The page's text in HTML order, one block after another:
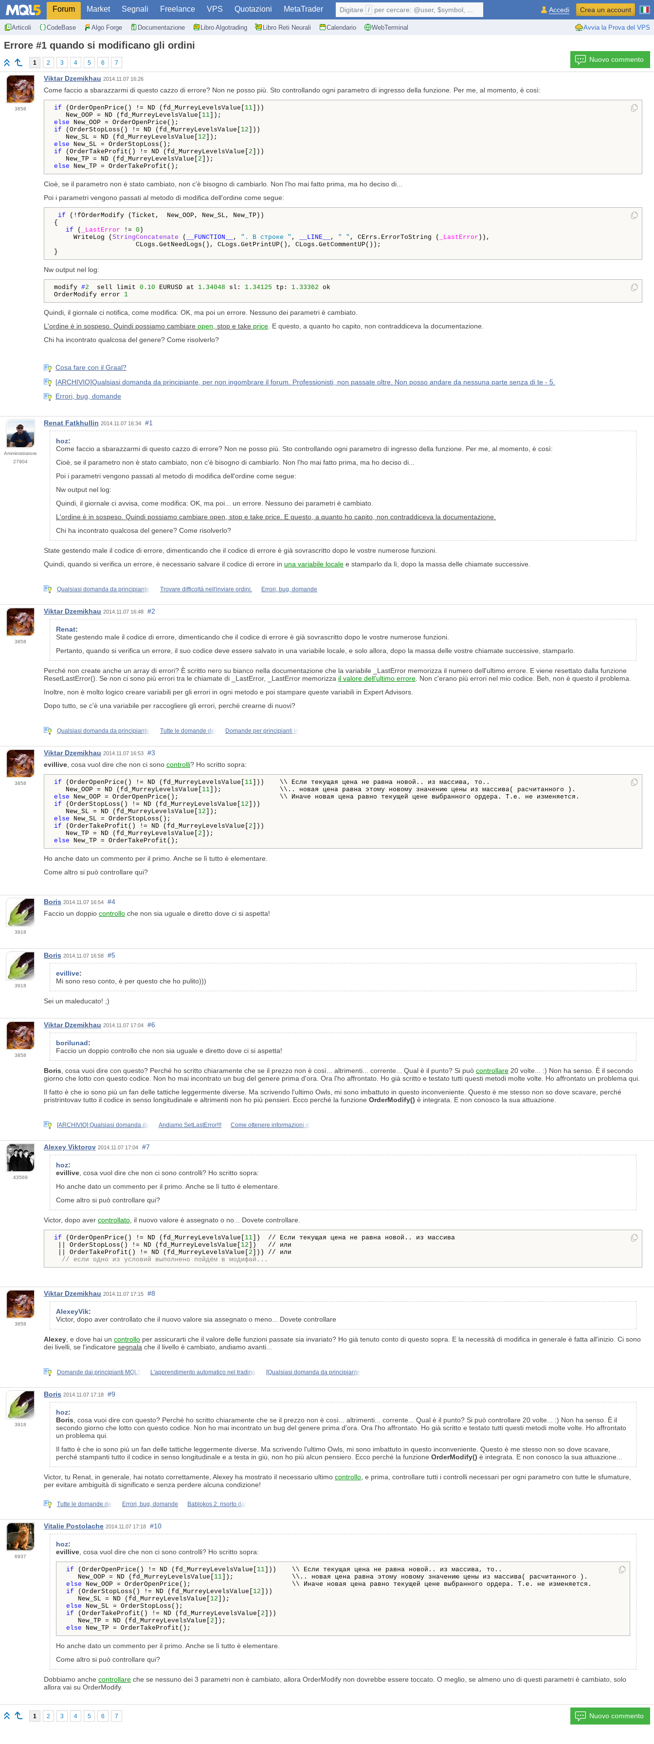
Forum Market Segnali Freelance VPS Quotazioni MetaTrader
Articoli CodeBase Algo Forge Documentazione Libro Algotrading Libro Reti Neurali Calendario WebTerminal Avvia la Prova del VPS
Digitare / per cercare: @user, $symbol, ... Accedi Crea un account
Errore #1 quando si modificano gli ordini
1 2 3 4 5 6 7 Nuovo commento
3858
Viktar Dzemikhau 2014.11.07 16:26
Come faccio a sbarazzarmi di questo cazzo di errore? Non ne posso più. Sto controllando ogni parametro di ingresso della funzione. Per me, al momento, è così:
if (OrderOpenPrice() != ND (fd_MurreyLevelsValue[ 11 ]))
New_OOP = ND (fd_MurreyLevelsValue[ 11
else
if (OrderStopLoss() != ND (fd_MurreyLevelsValue[ 12 ]))
New_SL = ND (fd_MurreyLevelsValue[ 12
else
if (OrderTakeProfit() != ND (fd_MurreyLevelsValue[ 2 ]))
New_TP = ND (fd_MurreyLevelsValue[ 2
else New_TP = OrderTakeProfit();
Cioè, se il parametro non è stato cambiato, non c'è bisogno di cambiarlo. Non l'ho mai fatto prima, ma ho deciso di...
Poi i parametri vengono passati al metodo di modifica dell'ordine come segue:
if (!fOrderModify (Ticket,  New_OOP, New_SL, New_TP))
{
if ( _LastError != 0 )
WriteLog ( StringConcatenate ( __FUNCTION__ , ". В строке " , __LINE__ , " " , CErrs.ErrorToString ( _LastError )),
CLogs.GetNeedLogs(), CLogs.GetPrintUP(), CLogs.GetCommentUP());
}
Nw output nel log:
modify #2 sell limit 0.10 EURUSD at 1.34048 sl: 1.34125 tp: 1.33362 ok
OrderModify error 1
Quindi, il giornale ci notifica, come modifica: OK, ma poi un errore. Nessuno dei parametri è cambiato.
L'ordine è in sospeso. Quindi possiamo cambiare open, stop e take price. E questo, a quanto ho capito, non contraddiceva la documentazione.
Chi ha incontrato qualcosa del genere? Come risolverlo?
Cosa fare con il Graal?
[ARCHIVIO]Qualsiasi domanda da principiante, per non ingombrare il forum. Professionisti, non passate oltre. Non posso andare da nessuna parte senza di te - 5.
Errori, bug, domande
Amministratore
27904
Renat Fatkhullin 2014.11.07 16:34 #1
hoz:
Come faccio a sbarazzarmi di questo cazzo di errore? Non ne posso più. Sto controllando ogni parametro di ingresso della funzione. Per me, al momento, è così:
Cioè, se il parametro non è stato cambiato, non c'è bisogno di cambiarlo. Non l'ho mai fatto prima, ma ho deciso di...
Poi i parametri vengono passati al metodo di modifica dell'ordine come segue:
Nw output nel log:
Quindi, il giornale ci avvisa, come modifica: OK, ma poi... un errore. Nessuno dei parametri è cambiato.
L'ordine è in sospeso. Quindi possiamo cambiare open, stop e take price. E questo, a quanto ho capito, non contraddiceva la documentazione.
Chi ha incontrato qualcosa del genere? Come risolverlo?
State gestendo male il codice di errore, dimenticando che il codice di errore è già sovrascritto dopo le vostre numerose funzioni.
Quindi, quando si verifica un errore, è necessario salvare il codice di errore in una variabile locale e stamparlo da lì, dopo la massa delle chiamate successive.
Qualsiasi domanda da principiante, Trovare difficoltà nell'inviare ordini. Errori, bug, domande
3858
Viktar Dzemikhau 2014.11.07 16:48 #2
Renat:
State gestendo male il codice di errore, dimenticando che il codice di errore è già sovrascritto dopo le vostre numerose funzioni.
Pertanto, quando si verifica un errore, il suo codice deve essere salvato in una variabile locale, e solo allora, dopo la massa delle vostre chiamate successive, stamparlo.
Perché non create anche un array di errori? È scritto nero su bianco nella documentazione che la variabile _LastError memorizza il numero dell'ultimo errore. E viene resettato dalla funzione
ResetLastError(). Se non ci sono più errori tra le chiamate di _LastError, _LastError memorizza il valore dell'ultimo errore . Non c'erano più errori nel mio codice. Beh, non è questo il problema.
Inoltre, non è molto logico creare variabili per gli errori in ogni metodo e poi stampare queste variabili in Expert Advisors.
Dopo tutto, se c'è una variabile per raccogliere gli errori, perché crearne di nuovi?
Qualsiasi domanda da principiante, Tutte le domande dei Domande per principianti in
3858
Viktar Dzemikhau 2014.11.07 16:53
#3
evillive, cosa vuol dire che non ci sono controlli? Ho scritto sopra:
if (OrderOpenPrice() != ND (fd_MurreyLevelsValue[ 11 ]))    \\ Если текущая цена не равна новой.. из массива, то..
New_OOP = ND (fd_MurreyLevelsValue[ 11
else
if (OrderStopLoss() != ND (fd_MurreyLevelsValue[ 12 ]))
New_SL = ND (fd_MurreyLevelsValue[ 12
else
if (OrderTakeProfit() != ND (fd_MurreyLevelsValue[ 2 ]))
New_TP = ND (fd_MurreyLevelsValue[ 2
else New_TP = OrderTakeProfit();
Ho anche dato un commento per il primo. Anche se lì tutto è elementare.
Come altro si può controllare qui?
3918
Boris 2014.11.07 16:54
#4
Faccio un doppio controllo che non sia uguale e diretto dove ci si aspetta!
3918
Boris 2014.11.07 16:58 #5
evillive:
Mi sono reso conto, è per questo che ho pulito)))
Sei un maleducato! ;)
3858
Viktar Dzemikhau 2014.11.07 17:04 #6
borilunad:
Faccio un doppio controllo che non sia uguale e diretto dove ci si aspetta!
Boris , cosa vuoi dire con questo? Perché ho scritto chiaramente che se il prezzo non è così... altrimenti... corrente... Qual è il punto? Si può controllare 20 volte... :) Non ha senso. È il secondo
giorno che lotto con questo codice. Non ho mai incontrato un bug del genere prima d'ora. Ora l'ho affrontato. Ho già scritto e testato tutti questi metodi molte volte. Ho affrontato un problema qui.
Il fatto è che io sono più un fan delle tattiche leggermente diverse. Ma scrivendo l'ultimo Owls, mi sono imbattuto in questo inconveniente. Questo è me stesso non so dove scavare, perché
pristrintovav tutto il codice in senso longitudinale e altrimenti non ho più pensieri. Ecco perché la funzione OrderModify() è integrata. E non conosco la sua attuazione.
[ARCHIVIO] Qualsiasi domanda da Andiamo SetLastError!!! Come ottenere informazioni di
43569
Alexey Viktorov 2014.11.07 17:04 #7
hoz:
evillive , cosa vuol dire che non ci sono controlli? Ho scritto sopra:
Ho anche dato un commento per il primo. Anche se lì tutto è elementare.
Come altro si può controllare qui?
Victor, dopo aver controllato , il nuovo valore è assegnato o no... Dovete controllare.
if (OrderOpenPrice() != ND (fd_MurreyLevelsValue[ 11 ])  // Если текущая цена не равна новой.. из массива
|| OrderStopLoss() != ND (fd_MurreyLevelsValue[ 12 ])   // или
|| OrderTakeProfit() != ND (fd_MurreyLevelsValue[ 2 ])) // или
// если одно из условий выполнено пойдём в модифай...
3858
Viktar Dzemikhau 2014.11.07 17:15 #8
AlexeyVik:
Victor, dopo aver controllato che il nuovo valore sia assegnato o meno... Dovete controllare
Alexey , e dove hai un controllo per assicurarti che il valore delle funzioni passate sia invariato? Ho già tenuto conto di questo sopra. E la necessità di modifica in generale è fatta all'inizio. Ci sono
dei livelli, se l'indicatore segnala che il livello è cambiato, andiamo avanti...
Domande dai principianti MQL5 L'apprendimento automatico nel trading: [Qualsiasi domanda da principiante,
3918
Boris 2014.11.07 17:18 #9
hoz:
Boris , cosa vuoi dire con questo? Perché ho scritto chiaramente che se il prezzo non è così... altrimenti... corrente... Qual è il punto? Si può controllare 20 volte... :) Non ha senso. È il
secondo giorno che lotto con questo codice. Non ho mai incontrato un bug del genere prima d'ora. Ora l'ho affrontato. Ho già scritto e testato tutti questi metodi molte volte. Ho affrontato
un problema qui.
Il fatto è che io sono più un fan delle tattiche leggermente diverse. Ma scrivendo l'ultimo Owls, mi sono imbattuto in questo inconveniente. Questo è me stesso non so dove scavare,
perché stampanti tutto il codice in senso longitudinale e a testa in giù, non ho più alcun pensiero. Ecco perché la funzione OrderModify() è integrata. E non conosco la sua attuazione...
Victor, tu Renat, in generale, hai notato correttamente, Alexey ha mostrato il necessario ultimo controllo , e prima, controllare tutti i controlli necessari per ogni parametro con tutte le sfumature,
per evitare ambiguità di significato e senza perdere alcuna condizione!
Tutte le domande dei Errori, bug, domande Bablokos 2: risorto dal
6937
Vitalie Postolache 2014.11.07 17:18 #10
hoz:
evillive , cosa vuol dire che non ci sono controlli? Ho scritto sopra:
if (OrderOpenPrice() != ND (fd_MurreyLevelsValue[ 11 ]))    \\ Если текущая цена не равна новой.. из массива, то..
New_OOP = ND (fd_MurreyLevelsValue[ 11
else
if (OrderStopLoss() != ND (fd_MurreyLevelsValue[ 12 ]))
New_SL = ND (fd_MurreyLevelsValue[ 12
else
if (OrderTakeProfit() != ND (fd_MurreyLevelsValue[ 2 ]))
New_TP = ND (fd_MurreyLevelsValue[ 2
else New_TP = OrderTakeProfit();
Ho anche dato un commento per il primo. Anche se lì tutto è elementare.
Come altro si può controllare qui?
Dobbiamo anche controllare che se nessuno dei 3 parametri non è cambiato, allora OrderModify non dovrebbe essere toccato. O meglio, se almeno uno di questi parametri è cambiato, solo
allora vai su OrderModify.
1 2 3 4 5 6 7 Nuovo commento